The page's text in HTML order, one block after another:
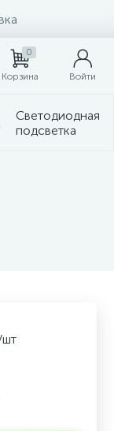
0
Корзина Войти
Светодиодная
подсветка